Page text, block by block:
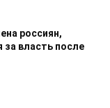
россиян,
власть после